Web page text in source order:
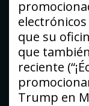
que su
que
reciente
Trump en